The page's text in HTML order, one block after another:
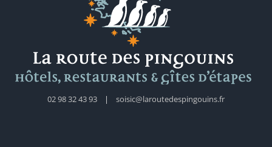
02 98 32 43 93| soisic@laroutedespingouins.fr